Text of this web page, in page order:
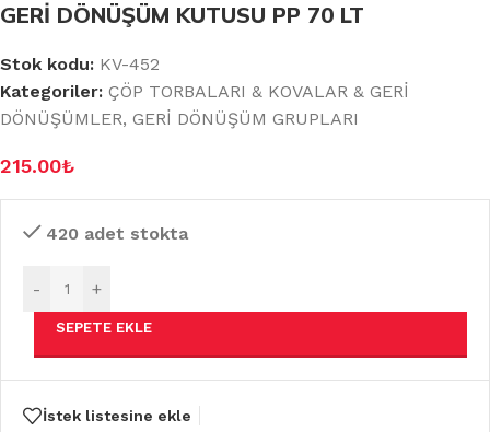
GERİ DÖNÜŞÜM KUTUSU PP 70 LT
Stok kodu: KV-452
Kategoriler: ÇÖP TORBALARI & KOVALAR & GERİ
DÖNÜŞÜMLER, GERİ DÖNÜŞÜM GRUPLARI
215.00₺
420 adet stokta
- +
SEPETE EKLE
İstek listesine ekle